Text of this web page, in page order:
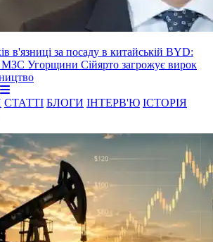
в'язниці за посаду в китайській BYD:
МЗС Угорщини Сійярто загрожує вирок
СТАТТІ БЛОГИ ІНТЕРВ'Ю ІСТОРІЯ